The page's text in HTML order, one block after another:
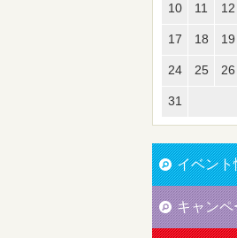
10 11 12
17 18 19
24 25 26
31
イベント
キャン